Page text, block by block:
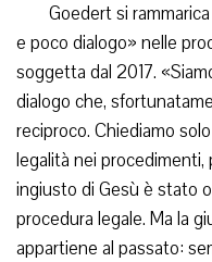
Goedert si
e poco dialogo» nelle
soggetta dal 2017.
dialogo che,
reciproco. Chiediamo
legalità nei
ingiusto di Gesù è stato
procedura legale. Ma la
appartiene al passato: